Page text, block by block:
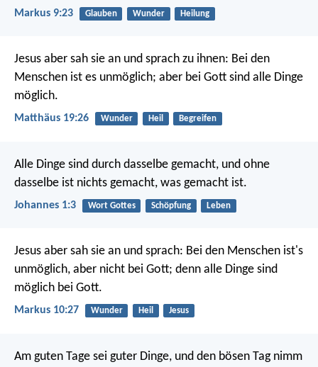
Markus 9:23 Glauben Wunder Heilung
Jesus aber sah sie an und sprach zu ihnen: Bei den
Menschen ist es unmöglich; aber bei Gott sind alle Dinge
möglich.
Matthäus 19:26 Wunder Heil Begreifen
Alle Dinge sind durch dasselbe gemacht, und ohne
dasselbe ist nichts gemacht, was gemacht ist.
Johannes 1:3 Wort Gottes Schöpfung Leben
Jesus aber sah sie an und sprach: Bei den Menschen ist's
unmöglich, aber nicht bei Gott; denn alle Dinge sind
möglich bei Gott.
Markus 10:27 Wunder Heil Jesus
Am guten Tage sei guter Dinge, und den bösen Tag nimm